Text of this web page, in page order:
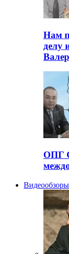
Нам
делу
ОПГ
Видеообзоры